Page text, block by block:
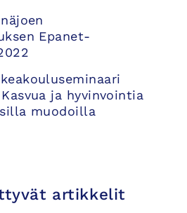
Epanet-
ja hyvinvointia
muodoilla
artikkelit